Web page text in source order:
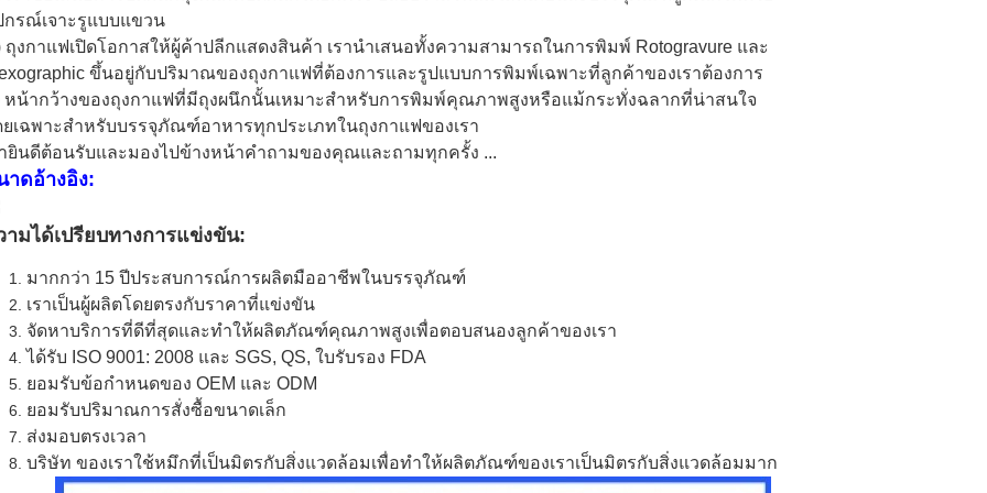
กรณ์เจาะรูแบบแขวน
ถุงกาแฟเปิดโอกาสให้ผู้ค้าปลีกแสดงสินค้า เรานำเสนอทั้งความสามารถในการพิมพ์ Rotogravure และ
ขึ้นอยู่กับปริมาณของถุงกาแฟที่ต้องการและรูปแบบการพิมพ์เฉพาะที่ลูกค้าของเราต้องการ
หน้ากว้างของถุงกาแฟที่มีถุงผนึกนั้นเหมาะสำหรับการพิมพ์คุณภาพสูงหรือแม้กระทั่งฉลากที่น่าสนใจ
ยเฉพาะสำหรับบรรจุภัณฑ์อาหารทุกประเภทในถุงกาแฟของเรา
ายินดีต้อนรับและมองไปข้างหน้าคำถามของคุณและถามทุกครั้ง ...
าดอ้างอิง:
ามได้เปรียบทางการแข่งขัน:
มากกว่า 15 ปีประสบการณ์การผลิตมืออาชีพในบรรจุภัณฑ์
เราเป็นผู้ผลิตโดยตรงกับราคาที่แข่งขัน
จัดหาบริการที่ดีที่สุดและทำให้ผลิตภัณฑ์คุณภาพสูงเพื่อตอบสนองลูกค้าของเรา
ได้รับ ISO 9001: 2008 และ SGS, QS, ใบรับรอง FDA
ยอมรับข้อกำหนดของ OEM และ ODM
ยอมรับปริมาณการสั่งซื้อขนาดเล็ก
ส่งมอบตรงเวลา
บริษัท ของเราใช้หมึกที่เป็นมิตรกับสิ่งแวดล้อมเพื่อทำให้ผลิตภัณฑ์ของเราเป็นมิตรกับสิ่งแวดล้อมมาก